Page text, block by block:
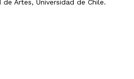
de Artes, Universidad de Chile.